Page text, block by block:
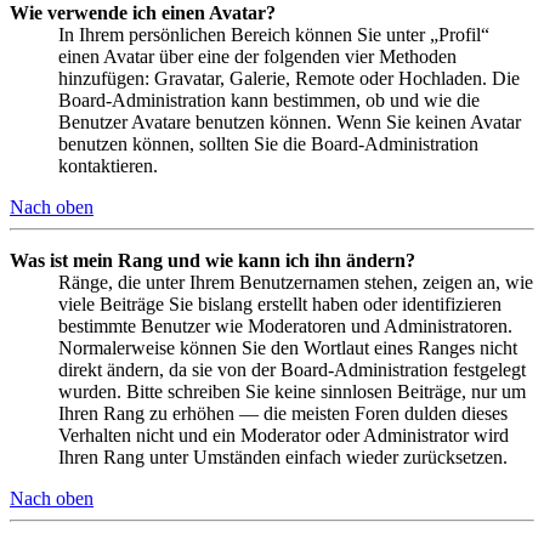
Wie verwende ich einen Avatar?
In Ihrem persönlichen Bereich können Sie unter „Profil“
einen Avatar über eine der folgenden vier Methoden
hinzufügen: Gravatar, Galerie, Remote oder Hochladen. Die
Board-Administration kann bestimmen, ob und wie die
Benutzer Avatare benutzen können. Wenn Sie keinen Avatar
benutzen können, sollten Sie die Board-Administration
kontaktieren.
Nach oben
Was ist mein Rang und wie kann ich ihn ändern?
Ränge, die unter Ihrem Benutzernamen stehen, zeigen an, wie
viele Beiträge Sie bislang erstellt haben oder identifizieren
bestimmte Benutzer wie Moderatoren und Administratoren.
Normalerweise können Sie den Wortlaut eines Ranges nicht
direkt ändern, da sie von der Board-Administration festgelegt
wurden. Bitte schreiben Sie keine sinnlosen Beiträge, nur um
Ihren Rang zu erhöhen — die meisten Foren dulden dieses
Verhalten nicht und ein Moderator oder Administrator wird
Ihren Rang unter Umständen einfach wieder zurücksetzen.
Nach oben